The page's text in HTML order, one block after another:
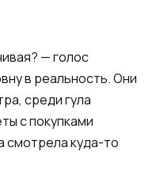
— голос
в реальность. Они
среди гула
с покупками
смотрела куда-то